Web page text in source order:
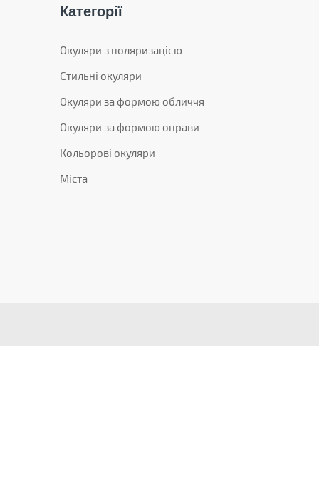
Категорії
Окуляри з поляризацією
Стильні окуляри
Окуляри за формою обличчя
Окуляри за формою оправи
Кольорові окуляри
Міста